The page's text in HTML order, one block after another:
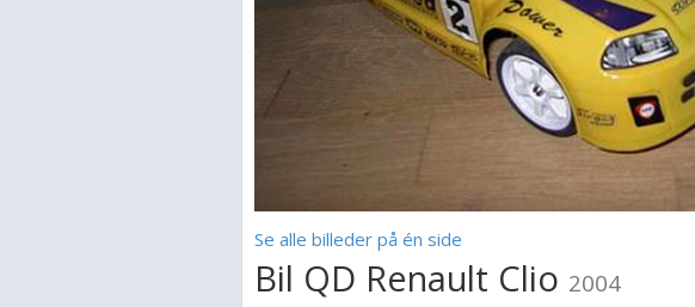
Se alle billeder på én side
Bil QD Renault Clio 2004